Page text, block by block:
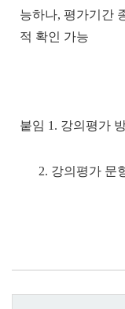
능하나, 평가기간
적 확인 가능
붙임 1. 강의평가
2. 강의평가 문